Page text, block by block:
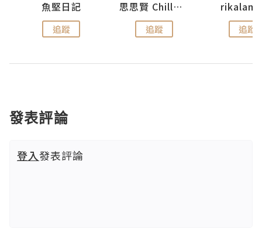
魚堅日記
追蹤
思思賢 ChillMyBabe
追蹤 追蹤
發表評論
登入發表評論